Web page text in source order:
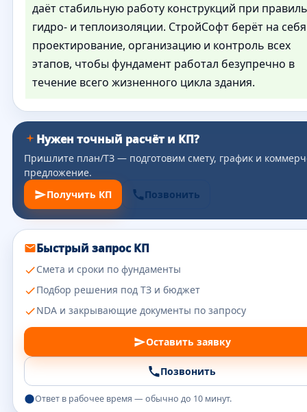
даёт стабильную работу конструкций при
гидро- и теплоизоляции. СтройСофт берёт на себя
проектирование, организацию и контроль всех
этапов, чтобы фундамент работал безупречно в
течение всего жизненного цикла здания.
Нужен точный расчёт и КП?
Пришлите план/ТЗ — подготовим смету, график и
предложение.
Получить КП
Позвонить
Быстрый запрос КП
Смета и сроки по фундаменты
Подбор решения под ТЗ и бюджет
NDA и закрывающие документы по запросу
Оставить заявку
Позвонить
Ответ в рабочее время — обычно до 10 минут.